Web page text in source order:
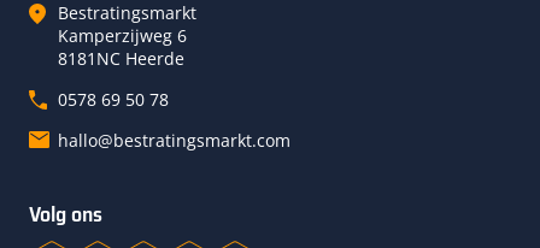
Bestratingsmarkt
Kamperzijweg 6
8181NC Heerde
0578 69 50 78
hallo@bestratingsmarkt.com
Volg ons